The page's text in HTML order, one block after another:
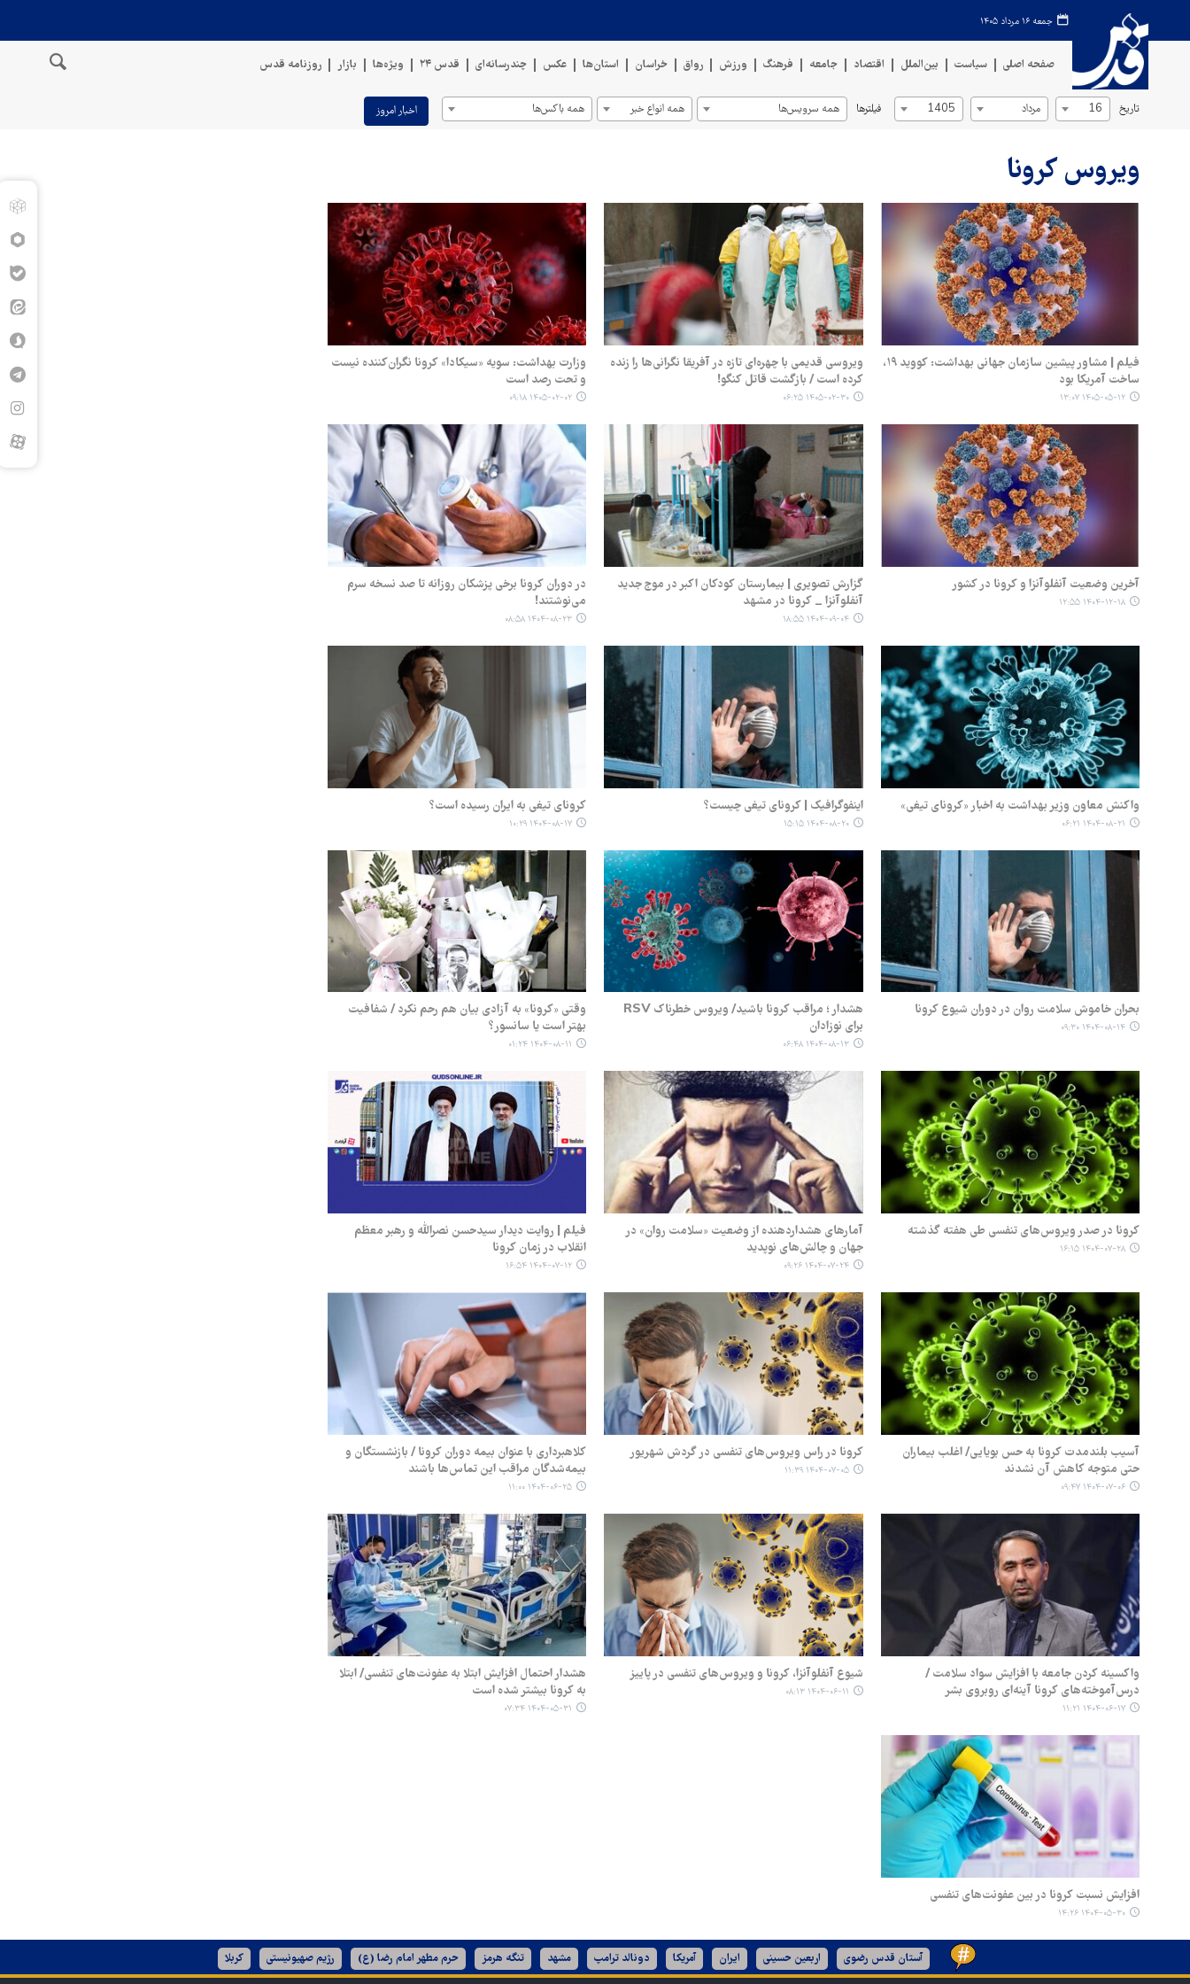
جمعه ۱۶ مرداد ۱۴۰۵
صفحه اصلی سیاست بین‌الملل اقتصاد جامعه فرهنگ ورزش رواق خراسان استان‌ها عکس چندرسانه‌ای قدس ۲۴ ویژه‌ها بازار روزنامه قدس
تاریخ 16 مرداد 1405 فیلترها همه سرویس‌ها همه انواع خبر همه باکس‌ها اخبار امروز
ویروس کرونا
فیلم | مشاور پیشین سازمان جهانی بهداشت: کووید ۱۹،
ساخت آمریکا بود
۱۴۰۵-۰۵-۱۲ ۱۳:۰۷
ویروسی قدیمی با چهره‌ای تازه در آفریقا نگرانی‌ها را زنده
کرده است / بازگشت قاتل کنگو!
۱۴۰۵-۰۲-۳۰ ۰۶:۲۵
وزارت بهداشت: سویه «سیکادا» کرونا نگران‌کننده نیست
و تحت رصد است
۱۴۰۵-۰۲-۰۲ ۰۹:۱۸
آخرین وضعیت آنفلوآنزا و کرونا در کشور
۱۴۰۴-۱۲-۱۸ ۱۲:۵۵
گزارش تصویری | بیمارستان کودکان اکبر در موج جدید
آنفلوآنزا _ کرونا در مشهد
۱۴۰۴-۰۹-۰۴ ۱۸:۵۵
در دوران کرونا برخی پزشکان روزانه تا صد نسخه سرم
می‌نوشتند!
۱۴۰۴-۰۸-۲۳ ۰۸:۵۸
واکنش معاون وزیر بهداشت به اخبار «کرونای تیغی»
۱۴۰۴-۰۸-۲۱ ۰۶:۲۱
اینفوگرافیک | کرونای تیغی چیست؟
۱۴۰۴-۰۸-۲۰ ۱۵:۱۵
کرونای تیغی به ایران رسیده است؟
۱۴۰۴-۰۸-۱۷ ۱۰:۲۹
بحران خاموش سلامت روان در دوران شیوع کرونا
۱۴۰۴-۰۸-۱۴ ۰۹:۳۰
هشدار ؛ مراقب کرونا باشید/ ویروس خطرناک RSV
برای نوزادان
۱۴۰۴-۰۸-۱۳ ۰۶:۴۸
وقتی «کرونا» به آزادی بیان هم رحم نکرد / شفافیت
بهتر است یا سانسور؟
۱۴۰۴-۰۸-۱۱ ۰۱:۲۴
کرونا در صدر ویروس‌های تنفسی طی هفته گذشته
۱۴۰۴-۰۷-۲۸ ۱۶:۱۵
آمارهای هشداردهنده از وضعیت «سلامت روان» در
جهان و چالش‌های نوپدید
۱۴۰۴-۰۷-۲۴ ۰۹:۲۶
فیلم | روایت دیدار سیدحسن نصرالله و رهبر معظم
انقلاب در زمان کرونا
۱۴۰۴-۰۷-۱۲ ۱۶:۵۴
آسیب بلندمدت کرونا به حس بویایی/ اغلب بیماران
حتی متوجه کاهش آن نشدند
۱۴۰۴-۰۷-۰۶ ۰۹:۴۷
کرونا در راس ویروس‌های تنفسی در گردش شهریور
۱۴۰۴-۰۷-۰۵ ۱۱:۳۹
کلاهبرداری با عنوان بیمه دوران کرونا / بازنشستگان و
بیمه‌شدگان مراقب این تماس‌ها باشند
۱۴۰۴-۰۶-۲۵ ۱۱:۰۰
واکسینه کردن جامعه با افزایش سواد سلامت /
درس‌آموخته‌های کرونا آینه‌ای روبروی بشر
۱۴۰۴-۰۶-۱۷ ۱۱:۲۱
شیوع آنفلوآنزا، کرونا و ویروس‌های تنفسی در پاییز
۱۴۰۴-۰۶-۱۱ ۰۸:۱۳
هشدار احتمال افزایش ابتلا به عفونت‌های تنفسی/ ابتلا
به کرونا بیشتر شده است
۱۴۰۴-۰۵-۳۱ ۰۷:۳۴
افزایش نسبت کرونا در بین عفونت‌های تنفسی
۱۴۰۴-۰۵-۳۰ ۱۴:۲۶
آستان قدس رضوی اربعین حسینی ایران آمریکا دونالد ترامپ مشهد تنگه هرمز حرم مطهر امام رضا (ع) رژیم صهیونیستی کربلا